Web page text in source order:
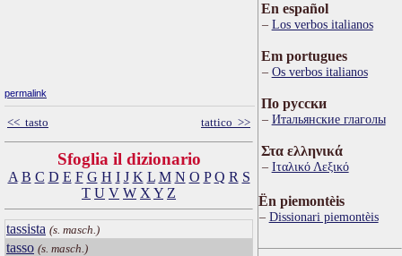
permalink
<< tasto tattico >>
Sfoglia il dizionario
A B C D E F G H I J K L M N O P Q R S
T U V W X Y Z
tassista (s. masch.)
tasso (s. masch.)
En español
Los verbos italianos
Em portugues
Os verbos italianos
По русски
Итальянские глаголы
Στα ελληνικά
Ιταλικό Λεξικό
Ën piemontèis
Dissionari piemontèis